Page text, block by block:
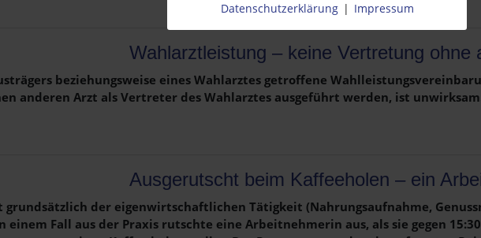
Wahlarztleistung – keine Vertretung ohne
beziehungsweise eines Wahlarztes getroffene
anderen Arzt als Vertreter des Wahlarztes ausgeführt werden, ist
Ausgerutscht beim Kaffeeholen – ein
grundsätzlich der eigenwirtschaftlichen Tätigkeit (Nahrungsaufnahme,
Fall aus der Praxis rutschte eine Arbeitnehmerin aus, als sie gegen
Datenschutzerklärung | Impressum